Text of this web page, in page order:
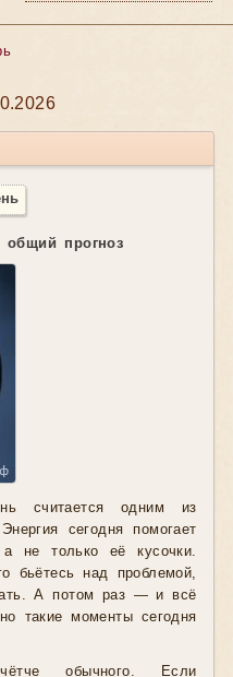
общий прогноз
считается одним из
сегодня помогает
а не только её кусочки.
бьётесь над проблемой,
А потом раз — и всё
такие моменты сегодня
обычного. Если